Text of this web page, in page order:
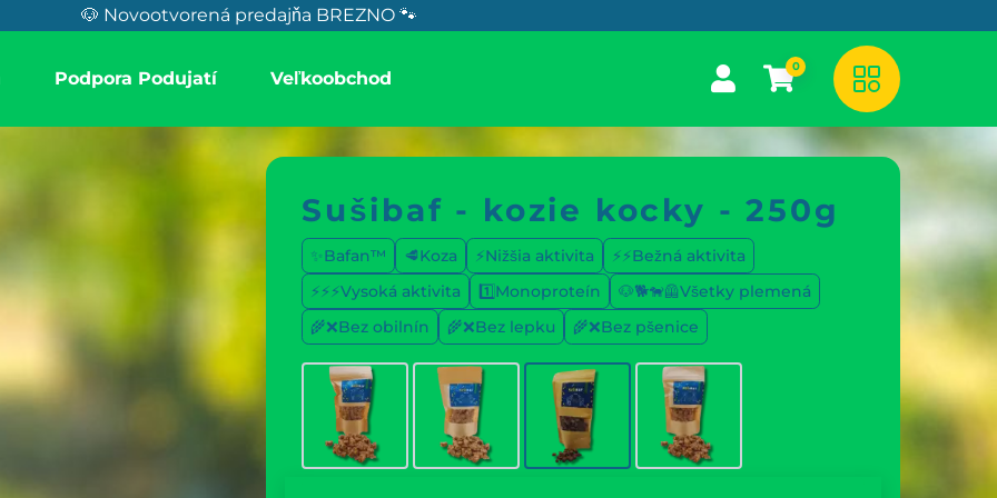
🐶 Novootvorená predajňa BREZNO 🐾
Podpora Podujatí Veľkoobchod
0
Sušibaf - kozie kocky - 250g
✨Bafan™ 🥩Koza ⚡Nižšia aktivita
⚡⚡Bežná aktivita
⚡⚡⚡Vysoká aktivita
1️⃣Monoproteín
🐶🐕🐕‍🦺Všetky plemená
🌾❌Bez obilnín
🌾❌Bez lepku 🌾❌Bez pšenice